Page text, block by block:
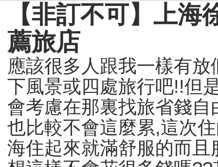
【非訂不可】上
薦旅店
應該很多人跟我一樣有
下風景或四處旅行吧!!但
會考慮在那裏找旅省錢
也比較不會這麼累,這次
海住起來就滿舒服的而